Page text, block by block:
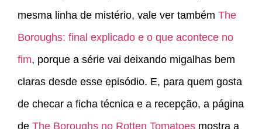
mesma linha de mistério, vale ver também The
Boroughs: final explicado e o que acontece no
fim, porque a série vai deixando migalhas bem
claras desde esse episódio. E, para quem gosta
de checar a ficha técnica e a recepção, a página
de The Boroughs no Rotten Tomatoes mostra a